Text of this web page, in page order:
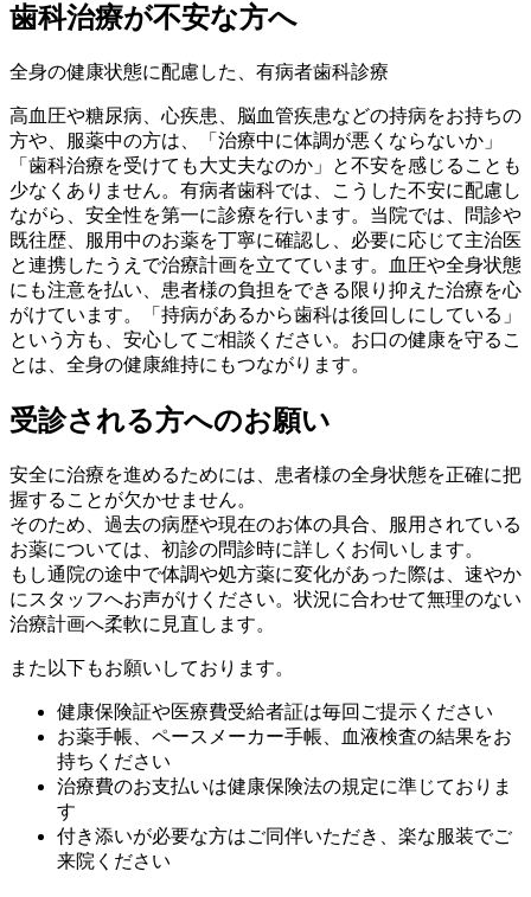
歯科治療が不安な方へ
全身の健康状態に配慮した、有病者歯科診療
高血圧や糖尿病、心疾患、脳血管疾患などの持病をお持ちの
方や、服薬中の方は、「治療中に体調が悪くならないか」
「歯科治療を受けても大丈夫なのか」と不安を感じることも
少なくありません。有病者歯科では、こうした不安に配慮し
ながら、安全性を第一に診療を行います。当院では、問診や
既往歴、服用中のお薬を丁寧に確認し、必要に応じて主治医
と連携したうえで治療計画を立てています。血圧や全身状態
にも注意を払い、患者様の負担をできる限り抑えた治療を心
がけています。「持病があるから歯科は後回しにしている」
という方も、安心してご相談ください。お口の健康を守るこ
とは、全身の健康維持にもつながります。
受診される方へのお願い
安全に治療を進めるためには、患者様の全身状態を正確に把
握することが欠かせません。
そのため、過去の病歴や現在のお体の具合、服用されている
お薬については、初診の問診時に詳しくお伺いします。
もし通院の途中で体調や処方薬に変化があった際は、速やか
にスタッフへお声がけください。状況に合わせて無理のない
治療計画へ柔軟に見直します。
また以下もお願いしております。
健康保険証や医療費受給者証は毎回ご提示ください
お薬手帳、ペースメーカー手帳、血液検査の結果をお
持ちください
治療費のお支払いは健康保険法の規定に準じておりま
す
付き添いが必要な方はご同伴いただき、楽な服装でご
来院ください